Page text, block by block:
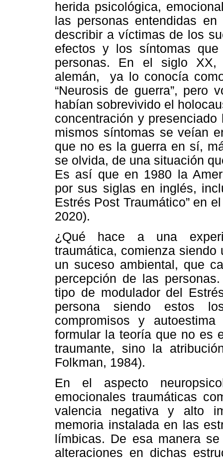
herida psicológica,
las personas entendidas
describir a víctimas de los
efectos y los síntomas
personas. En el siglo XX,
alemán, ya lo conocía
“Neurosis de guerra”, pero
habían sobrevivido el
concentración y
mismos síntomas se veían
que no es la guerra en sí,
se olvida, de una situación
Es así que en 1980 la
por sus siglas en inglés,
Estrés Post Traumático” en
2020).
¿Qué hace a una
traumática, comienza
un suceso ambiental, que
percepción de las
tipo de modulador del
persona siendo estos
compromisos y
formular la teoría que no es
traumante, sino la
Folkman, 1984).
En el aspecto
emocionales traumáticas
valencia negativa y alto
memoria instalada en las
límbicas. De esa manera
alteraciones en dichas